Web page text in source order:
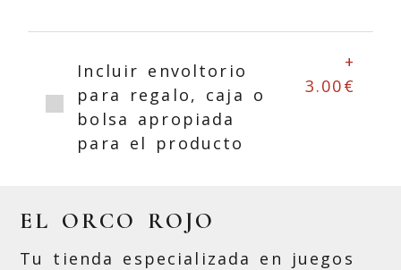
Incluir envoltorio
para regalo, caja o
bolsa apropiada
para el producto
+
3.00€
EL ORCO ROJO
Tu tienda especializada en juegos